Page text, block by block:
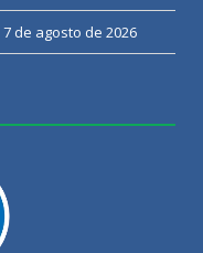
7 de agosto de 2026